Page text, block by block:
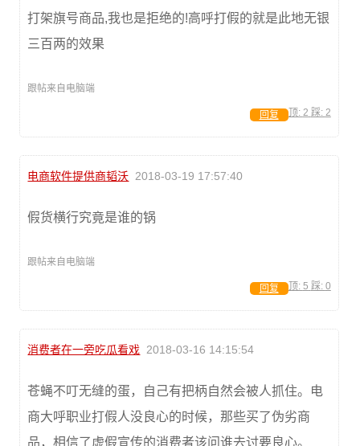
打架旗号商品,我也是拒绝的!高呼打假的就是此地无银
三百两的效果
跟帖来自电脑端
顶: 2 踩: 2
回复
电商软件提供商韬沃 2018-03-19 17:57:40
假货横行究竟是谁的锅
跟帖来自电脑端
顶: 5 踩: 0
回复
消费者在一旁吃瓜看戏 2018-03-16 14:15:54
苍蝇不叮无缝的蛋，自己有把柄自然会被人抓住。电
商大呼职业打假人没良心的时候，那些买了伪劣商
品，相信了虚假宣传的消费者该问谁去讨要良心。